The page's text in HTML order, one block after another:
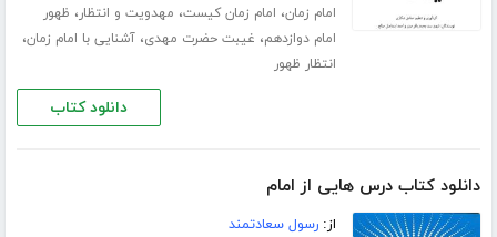
امام زمان، امام زمان کیست، مهدویت و انتظار، ظهور
امام دوازدهم، غیبت حضرت مهدی،آشنایی با امام زمان،
انتظار ظهور
دانلود کتاب
دانلود کتاب درس هایی از امام
از:رسول سعادتمند